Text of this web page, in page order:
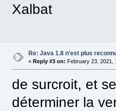
Xalbat
Re: Java 1.8 n'est plus
« Reply #3 on: February 23, 2021,
de surcroit, et
déterminer la